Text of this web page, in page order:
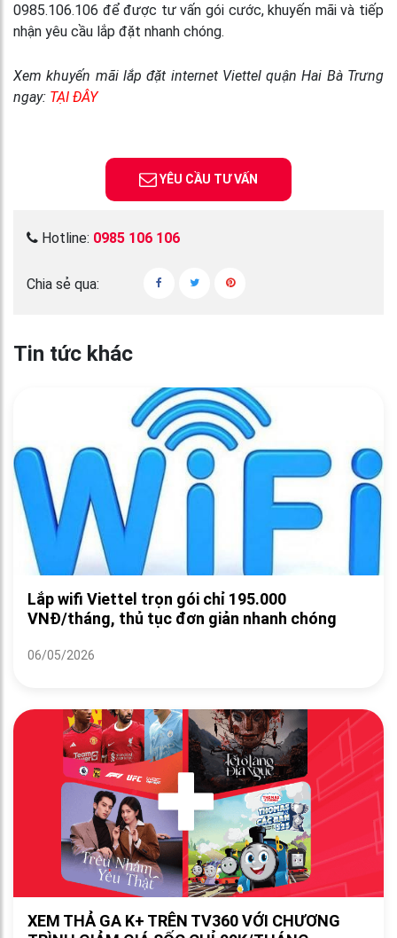
0985.106.106 để được tư vấn gói cước, khuyến mãi và tiếp
nhận yêu cầu lắp đặt nhanh chóng.
Xem khuyến mãi lắp đặt internet Viettel quận Hai Bà Trưng
ngay: TẠI ĐÂY
YÊU CẦU TƯ VẤN
Hotline: 0985 106 106
Chia sẻ qua:
Tin tức khác
Lắp wifi Viettel trọn gói chỉ 195.000
VNĐ/tháng, thủ tục đơn giản nhanh chóng
06/05/2026
XEM THẢ GA K+ TRÊN TV360 VỚI CHƯƠNG